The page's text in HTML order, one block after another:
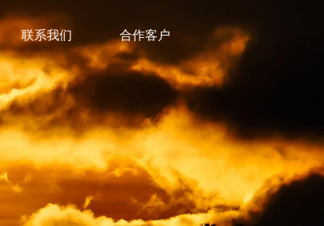
联系我们 合作客户